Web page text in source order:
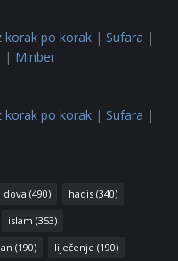
korak po korak | Sufara |
| Minber
korak po korak | Sufara |
dova (490) hadis (340)
islam (353)
(190) liječenje (190)